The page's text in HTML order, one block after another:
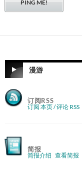
漫游
订阅RSS
订阅 本页 / 评论 RSS
简报
简报介绍 查看简报